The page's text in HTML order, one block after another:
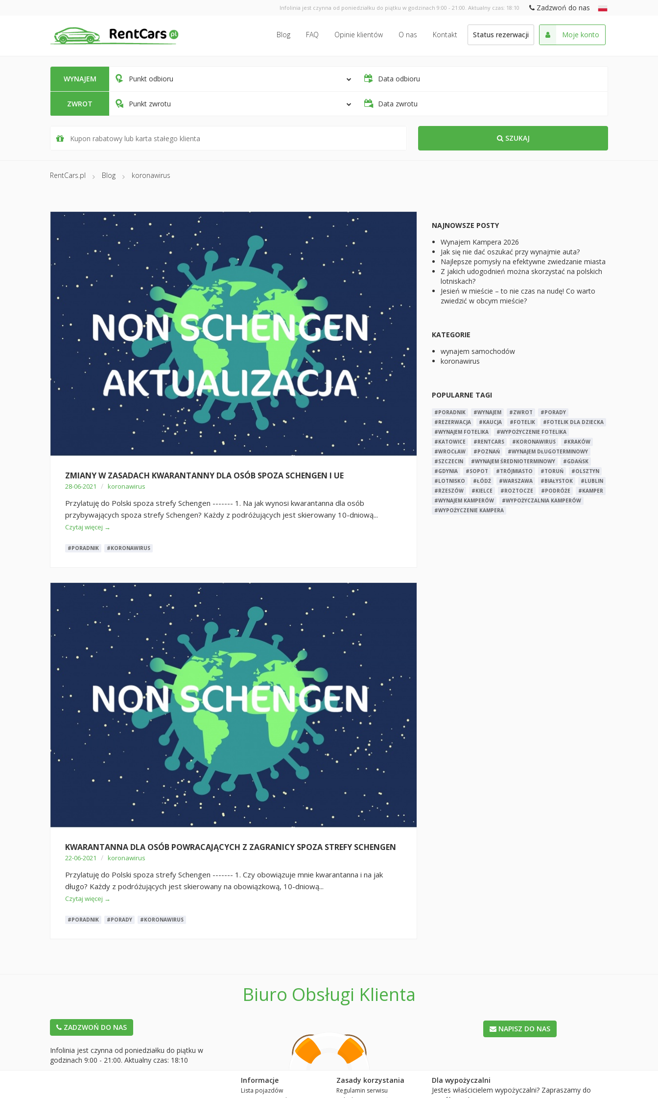
Infolinia jest czynna od poniedziałku do piątku w godzinach 9:00 - 21:00. Aktualny czas: 18:10 Zadzwoń do nas
Blog FAQ Opinie klientów O nas Kontakt Status rezerwacji Moje konto
WYNAJEM Punkt odbioru Data odbioru
ZWROT Punkt zwrotu Data zwrotu
SZUKAJ
RentCars.pl Blog koronawirus
ZMIANY W ZASADACH KWARANTANNY DLA OSÓB SPOZA SCHENGEN I UE
28-06-2021 / koronawirus
Przylatuję do Polski spoza strefy Schengen ------- 1. Na jak wynosi kwarantanna dla osób
przybywających spoza strefy Schengen? Każdy z podróżujących jest skierowany 10-dniową...
Czytaj więcej →
#PORADNIK #KORONAWIRUS
KWARANTANNA DLA OSÓB POWRACAJĄCYCH Z ZAGRANICY SPOZA STREFY SCHENGEN
22-06-2021 / koronawirus
Przylatuję do Polski spoza strefy Schengen ------- 1. Czy obowiązuje mnie kwarantanna i na jak
długo? Każdy z podróżujących jest skierowany na obowiązkową, 10-dniową...
Czytaj więcej →
#PORADNIK #PORADY #KORONAWIRUS
NAJNOWSZE POSTY
Wynajem Kampera 2026
Jak się nie dać oszukać przy wynajmie auta?
Najlepsze pomysły na efektywne zwiedzanie miasta
Z jakich udogodnień można skorzystać na polskich
lotniskach?
Jesień w mieście – to nie czas na nudę! Co warto
zwiedzić w obcym mieście?
KATEGORIE
wynajem samochodów
koronawirus
POPULARNE TAGI
#PORADNIK #WYNAJEM #ZWROT
#PORADY
#REZERWACJA
#KAUCJA #FOTELIK
#FOTELIK DLA DZIECKA
#WYNAJEM FOTELIKA
#WYPOŻYCZENIE FOTELIKA
#KATOWICE
#RENTCARS #KORONAWIRUS
#KRAKÓW
#WROCŁAW
#POZNAŃ
#WYNAJEM DŁUGOTERMINOWY
#SZCZECIN
#WYNAJEM ŚREDNIOTERMINOWY
#GDAŃSK
#GDYNIA
#SOPOT #TRÓJMIASTO #TORUŃ
#OLSZTYN
#LOTNISKO
#ŁÓDŹ #WARSZAWA #BIAŁYSTOK
#LUBLIN
#RZESZÓW
#KIELCE #ROZTOCZE #PODRÓŻE
#KAMPER
#WYNAJEM KAMPERÓW
#WYPOŻYCZALNIA KAMPERÓW
#WYPOŻYCZENIE KAMPERA
Biuro Obsługi Klienta
ZADZWOŃ DO NAS
Infolinia jest czynna od poniedziałku do piątku w
godzinach 9:00 - 21:00. Aktualny czas: 18:10
NAPISZ DO NAS
Informacje
Lista pojazdów
Zasady korzystania
Regulamin serwisu
Dla wypożyczalni
Jestes właścicielem wypożyczalni? Zapraszamy do